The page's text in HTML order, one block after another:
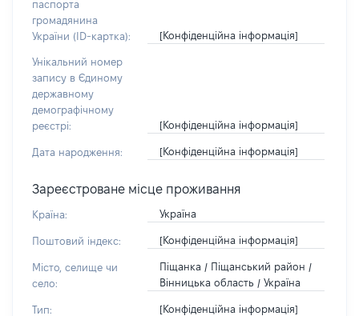
паспорта
громадянина
України (ID-картка):
[Конфіденційна інформація]
Унікальний номер
запису в Єдиному
державному
демографічному
реєстрі:
[Конфіденційна інформація]
Дата народження: [Конфіденційна інформація]
Зареєстроване місце проживання
Країна: Україна
Поштовий індекс: [Конфіденційна інформація]
Місто, селище чи
село:
Піщанка / Піщанський район /
Вінницька область / Україна
Тип: [Конфіденційна інформація]